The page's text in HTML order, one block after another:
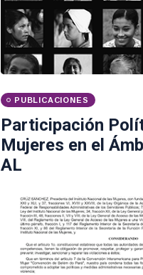
PUBLICACIONES
Participación
Mujeres en el
AL